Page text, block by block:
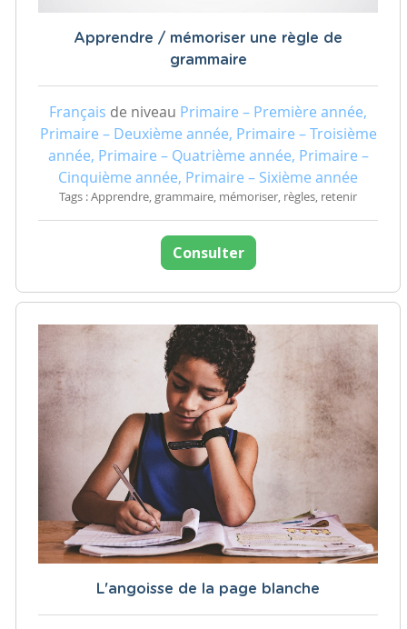
Apprendre / mémoriser une règle de
grammaire
Français de niveau Primaire – Première année,
Primaire – Deuxième année, Primaire – Troisième
année, Primaire – Quatrième année, Primaire –
Cinquième année, Primaire – Sixième année
Tags : Apprendre, grammaire, mémoriser, règles, retenir
Consulter
L'angoisse de la page blanche